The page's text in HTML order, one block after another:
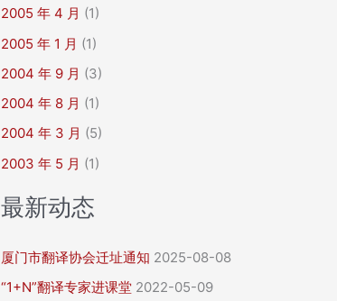
2005 年 4 月 (1)
2005 年 1 月 (1)
2004 年 9 月 (3)
2004 年 8 月 (1)
2004 年 3 月 (5)
2003 年 5 月 (1)
最新动态
厦门市翻译协会迁址通知 2025-08-08
“1+N”翻译专家进课堂 2022-05-09